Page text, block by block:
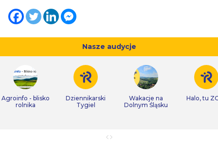
Nasze audycje
Agroinfo - blisko
rolnika
Dziennikarski
Tygiel
Wakacje na
Dolnym Śląsku
Halo, tu